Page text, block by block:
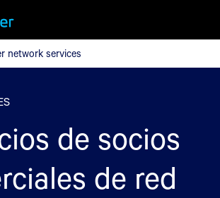
services
network services
de socios
de red